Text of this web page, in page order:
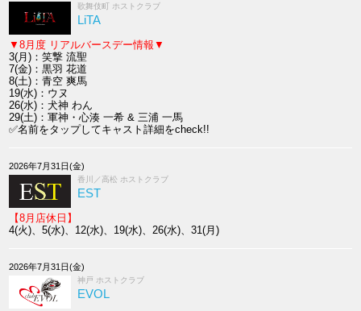
歌舞伎町 ホストクラブ
LiTA
▼8月度 リアルバースデー情報▼
3(月)：笑撃 流聖
7(金)：黒羽 花道
8(土)：青空 爽馬
19(水)：ウヌ
26(水)：犬神 わん
29(土)：軍神・心湊 一希 & 三浦 一馬
✅名前をタップしてキャスト詳細をcheck!!
2026年7月31日(金)
香川／高松 ホストクラブ
EST
【8月店休日】
4(火)、5(水)、12(水)、19(水)、26(水)、31(月)
2026年7月31日(金)
神戸 ホストクラブ
EVOL